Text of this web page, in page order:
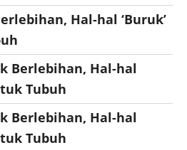
Hal-hal ‘Buruk’
Berlebihan, Hal-hal
Tubuh
Berlebihan, Hal-hal
Tubuh